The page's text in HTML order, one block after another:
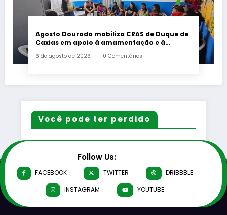
Agosto Dourado mobiliza CRAS de Duque de
Caxias em apoio à amamentação e à
6 de agosto de 2026 0 Comentários
Você pode ter perdido
Follow Us:
FACEBOOK TWITTER
DRIBBBLE
INSTAGRAM
YOUTUBE